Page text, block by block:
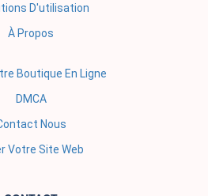
D'utilisation
À Propos
Boutique En Ligne
DMCA
Nous
Votre Site Web